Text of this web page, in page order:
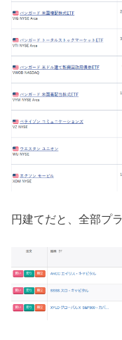
円建てだと、全部プラ